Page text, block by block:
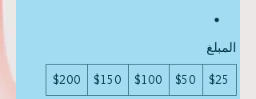
المبلغ
$25
$50
$100
$150
$200